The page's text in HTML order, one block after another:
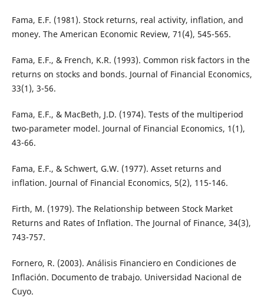
Fama, E.F. (1981). Stock returns, real activity, inflation, and
money. The American Economic Review, 71(4), 545-565.
Fama, E.F., & French, K.R. (1993). Common risk factors in the
returns on stocks and bonds. Journal of Financial Economics,
33(1), 3-56.
Fama, E.F., & MacBeth, J.D. (1974). Tests of the multiperiod
two-parameter model. Journal of Financial Economics, 1(1),
43-66.
Fama, E.F., & Schwert, G.W. (1977). Asset returns and
inflation. Journal of Financial Economics, 5(2), 115-146.
Firth, M. (1979). The Relationship between Stock Market
Returns and Rates of Inflation. The Journal of Finance, 34(3),
743-757.
Fornero, R. (2003). Análisis Financiero en Condiciones de
Inflación. Documento de trabajo. Universidad Nacional de
Cuyo.